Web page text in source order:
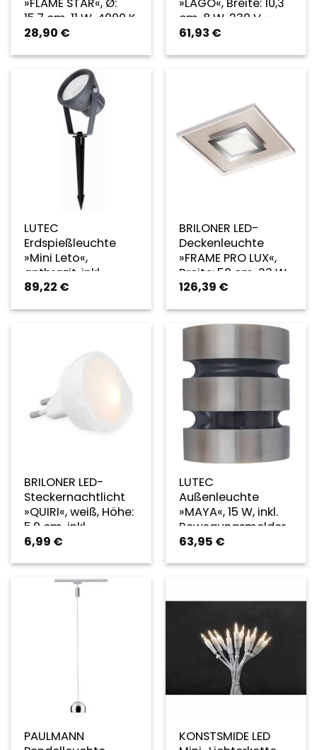
»FLAME STAR«, Ø:
15,7 cm, 11 W, 4000 K
– schwarz
28,90 €
»LAGO«, Breite: 10,3
cm, 8 W, 230 V –
goldfarben
61,93 €
LUTEC
Erdspießleuchte
»Mini Leto«,
anthrazit, inkl.
Leuchtmittel, Breite:
89,22 €
BRILONER LED-
Deckenleuchte
»FRAME PRO LUX«,
Breite: 50 cm, 33 W,
230 V – braun
126,39 €
BRILONER LED-
Steckernachtlicht
»QUIRI«, weiß, Höhe:
5,9 cm, inkl.
Leuchtmittel –
6,99 €
LUTEC
Außenleuchte
»MAYA«, 15 W, inkl.
Bewegungsmelder
– silberfarben
63,95 €
PAULMANN
KONSTSMIDE LED